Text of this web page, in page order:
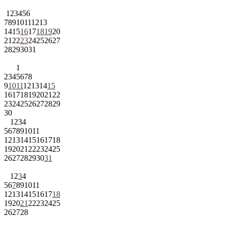
1 23456
78910111213
14151617181920
21 222324252627
28293031
1
2345678
9101112131415
161718192021 22
23242526272829
30
1 234
567891011
12131415161718
192021 22232425
262728293031
1 234
567891011
12131415161718
192021 22232425
262728